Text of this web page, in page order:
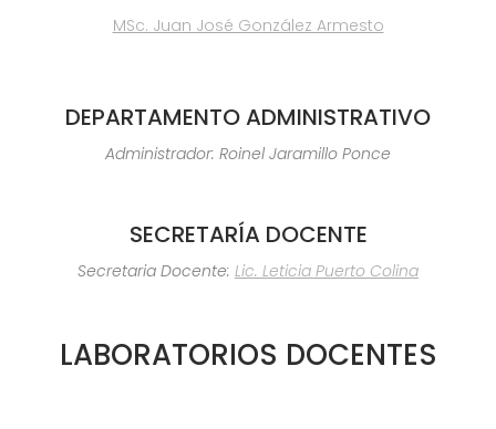
MSc. Juan José González Armesto
DEPARTAMENTO ADMINISTRATIVO
Administrador: Roinel Jaramillo Ponce
SECRETARÍA DOCENTE
Secretaria Docente: Lic. Leticia Puerto Colina
LABORATORIOS DOCENTES